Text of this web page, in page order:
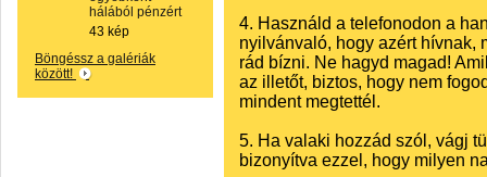
hálából pénzért
43 kép
Böngéssz a galériák
között!
4. Használd a telefonodon a
nyilvánvaló, hogy azért hívnak,
rád bízni. Ne hagyd magad!
az illetőt, biztos, hogy nem
mindent megtettél.
5. Ha valaki hozzád szól, vágj
bizonyítva ezzel, hogy milyen